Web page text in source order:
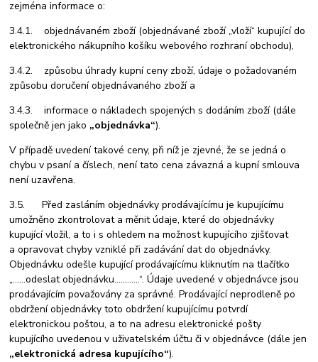
zejména informace o:
3.4.1. objednávaném zboží (objednávané zboží „vloží“ kupující do
elektronického nákupního košíku webového rozhraní obchodu),
3.4.2. způsobu úhrady kupní ceny zboží, údaje o požadovaném
způsobu doručení objednávaného zboží a
3.4.3. informace o nákladech spojených s dodáním zboží (dále
společně jen jako „objednávka“).
V případě uvedení takové ceny, při níž je zjevné, že se jedná o
chybu v psaní a číslech, není tato cena závazná a kupní smlouva
není uzavřena.
3.5. Před zasláním objednávky prodávajícímu je kupujícímu
umožněno zkontrolovat a měnit údaje, které do objednávky
kupující vložil, a to i s ohledem na možnost kupujícího zjišťovat
a opravovat chyby vzniklé při zadávání dat do objednávky.
Objednávku odešle kupující prodávajícímu kliknutím na tlačítko
„……odeslat objednávku…………“.Údaje uvedené v objednávce jsou
prodávajícím považovány za správné. Prodávající neprodleně po
obdržení objednávky toto obdržení kupujícímu potvrdí
elektronickou poštou, a to na adresu elektronické pošty
kupujícího uvedenou v uživatelském účtu či v objednávce (dále jen
„elektronická adresa kupujícího“).